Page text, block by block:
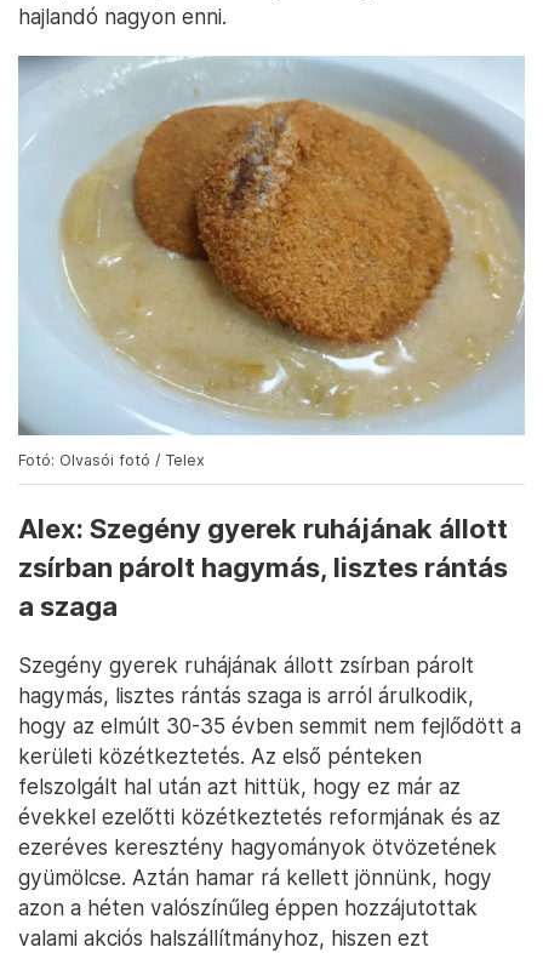
hajlandó nagyon enni.
Fotó: Olvasói fotó / Telex
Alex: Szegény gyerek ruhájának állott
zsírban párolt hagymás, lisztes rántás
a szaga
Szegény gyerek ruhájának állott zsírban párolt
hagymás, lisztes rántás szaga is arról árulkodik,
hogy az elmúlt 30-35 évben semmit nem fejlődött a
kerületi közétkeztetés. Az első pénteken
felszolgált hal után azt hittük, hogy ez már az
évekkel ezelőtti közétkeztetés reformjának és az
ezeréves keresztény hagyományok ötvözetének
gyümölcse. Aztán hamar rá kellett jönnünk, hogy
azon a héten valószínűleg éppen hozzájutottak
valami akciós halszállítmányhoz, hiszen ezt